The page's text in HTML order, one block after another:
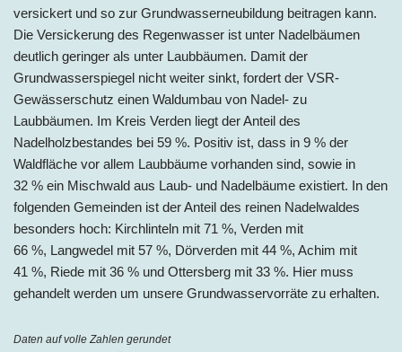
versickert und so zur Grundwasserneubildung beitragen kann.
Die Versickerung des Regenwasser ist unter Nadelbäumen
deutlich geringer als unter Laubbäumen. Damit der
Grundwasserspiegel nicht weiter sinkt, fordert der VSR-
Gewässerschutz einen Waldumbau von Nadel- zu
Laubbäumen. Im Kreis Verden liegt der Anteil des
Nadelholzbestandes bei 59 %. Positiv ist, dass in 9 % der
Waldfläche vor allem Laubbäume vorhanden sind, sowie in
32 % ein Mischwald aus Laub- und Nadelbäume existiert. In den
folgenden Gemeinden ist der Anteil des reinen Nadelwaldes
besonders hoch: Kirchlinteln mit 71 %, Verden mit
66 %, Langwedel mit 57 %, Dörverden mit 44 %, Achim mit
41 %, Riede mit 36 % und Ottersberg mit 33 %. Hier muss
gehandelt werden um unsere Grundwasservorräte zu erhalten.
Daten auf volle Zahlen gerundet